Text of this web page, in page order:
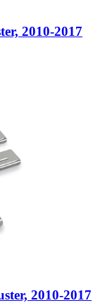
2010-2017
2010-2017